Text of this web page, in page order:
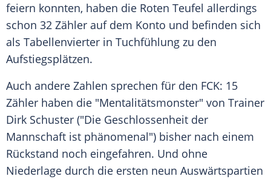
feiern konnten, haben die Roten Teufel allerdings
schon 32 Zähler auf dem Konto und befinden sich
als Tabellenvierter in Tuchfühlung zu den
Aufstiegsplätzen.
Auch andere Zahlen sprechen für den FCK: 15
Zähler haben die "Mentalitätsmonster" von Trainer
Dirk Schuster ("Die Geschlossenheit der
Mannschaft ist phänomenal") bisher nach einem
Rückstand noch eingefahren. Und ohne
Niederlage durch die ersten neun Auswärtspartien